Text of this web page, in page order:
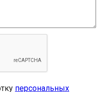
персональных